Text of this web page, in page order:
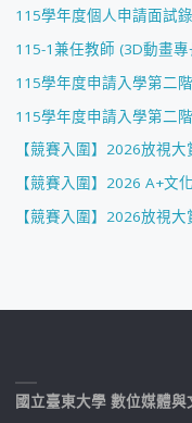
115學年度個人申請面試
115-1兼任教師 (3D動畫
115學年度申請入學第二
115學年度申請入學第二
【競賽入圍】2026放視
【競賽入圍】2026 A+文
【競賽入圍】2026放視
國立臺東大學 數位媒體與